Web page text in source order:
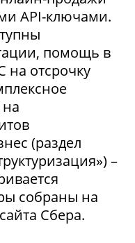
API-ключами.
помощь в
на отсрочку
(раздел
–
собраны на
Сбера.